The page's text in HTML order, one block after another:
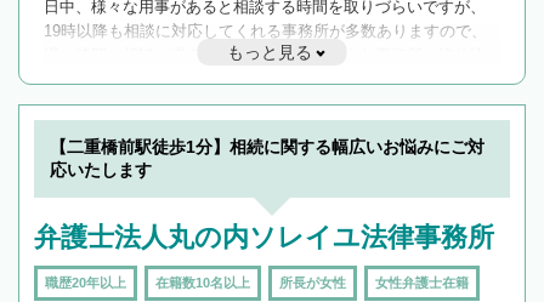
日中、様々な用事があると相談する時間を取りづらいですが、
19時以降も相談に対応してくれる事務所が多数ありますので、
遅い時間の相談が増えそうな場合はそのような事務所に絞り込
んで検索してみましょう。
19時以降TEL可の条件
を加えて再検索
もっと見る
【二重橋前駅徒歩1分】相続に関する幅広いお悩みにご対
応いたします
弁護士法人丸の内ソレイユ法律事務所
職歴20年以上 在籍数10名以上 所長が女性 女性弁護士在籍